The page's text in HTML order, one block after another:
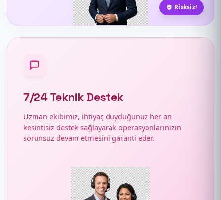
Risksiz!
7/24 Teknik Destek
Uzman ekibimiz, ihtiyaç duyduğunuz her an
kesintisiz destek sağlayarak operasyonlarınızın
sorunsuz devam etmesini garanti eder.